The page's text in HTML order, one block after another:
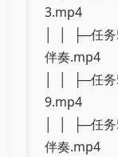
3.mp4
│ │ ├─任
伴奏.mp4
│ │ ├─任
9.mp4
│ │ ├─任
伴奏.mp4